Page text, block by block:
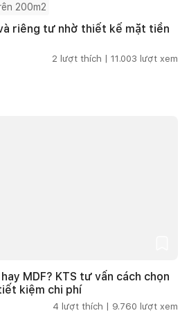
200m2
riêng tư nhờ thiết kế mặt tiền
2 lượt thích | 11.003 lượt xem
MDF? KTS tư vấn cách chọn
kiệm chi phí
4 lượt thích | 9.760 lượt xem